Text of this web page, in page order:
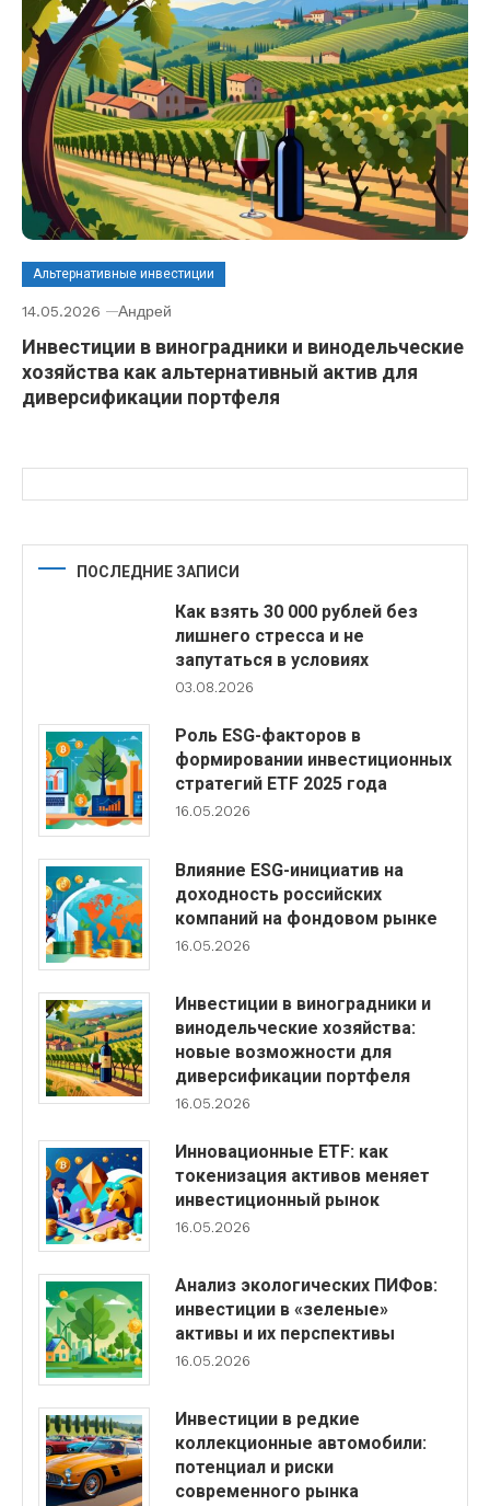
Альтернативные инвестиции
14.05.2026 Андрей
Инвестиции в виноградники и винодельческие
хозяйства как альтернативный актив для
диверсификации портфеля
ПОСЛЕДНИЕ ЗАПИСИ
Как взять 30 000 рублей без
лишнего стресса и не
запутаться в условиях
03.08.2026
Роль ESG-факторов в
формировании инвестиционных
стратегий ETF 2025 года
16.05.2026
Влияние ESG-инициатив на
доходность российских
компаний на фондовом рынке
16.05.2026
Инвестиции в виноградники и
винодельческие хозяйства:
новые возможности для
диверсификации портфеля
16.05.2026
Инновационные ETF: как
токенизация активов меняет
инвестиционный рынок
16.05.2026
Анализ экологических ПИФов:
инвестиции в «зеленые»
активы и их перспективы
16.05.2026
Инвестиции в редкие
коллекционные автомобили:
потенциал и риски
современного рынка